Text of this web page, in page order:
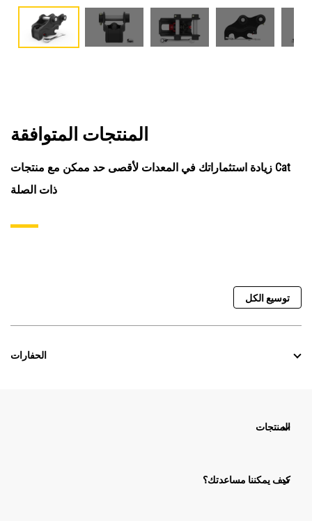
المنتجات المتوافقة
زيادة استثماراتك في المعدات لأقصى حد ممكن مع منتجات Cat
ذات الصلة
توسيع الكل
الحفارات
المنتجات
كيف يمكننا مساعدتك؟